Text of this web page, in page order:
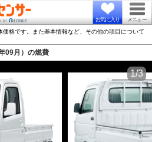
お気に入り メニュー
格です。また基本情報など、その他の項目について
09月）の燃費
1/3